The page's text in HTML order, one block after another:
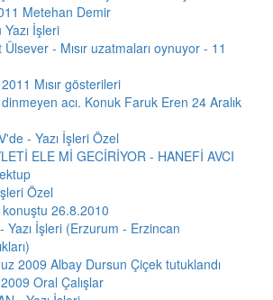
Metehan Demir
İşleri
- Mısır uzatmaları oynuyor - 11
Mısır gösterileri
dinmeyen acı. Konuk Faruk Eren 24 Aralık
- Yazı İşleri Özel
ELE Mİ GECİRİYOR - HANEFİ AVCI
Özel
konuştu 26.8.2010
Yazı İşleri (Erzurum - Erzincan
2009 Albay Dursun Çiçek tutuklandı
Oral Çalışlar